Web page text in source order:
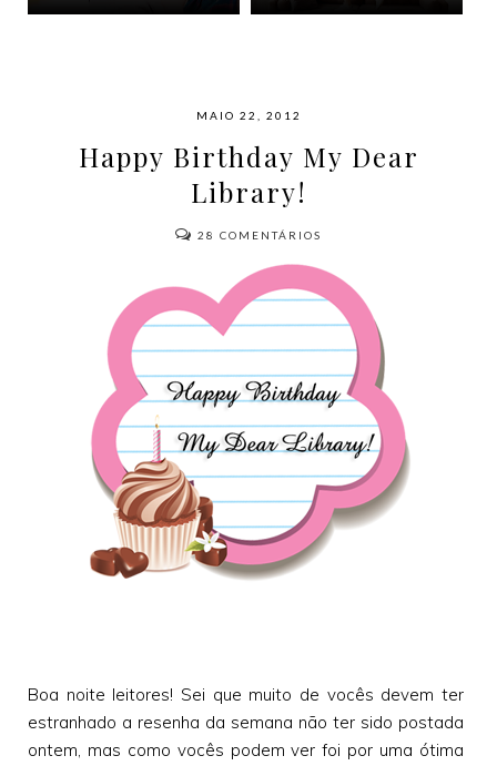
MAIO 22, 2012
Happy Birthday My Dear
Library!
28 COMENTÁRIOS
Boa noite leitores! Sei que muito de vocês devem ter
estranhado a resenha da semana não ter sido postada
ontem, mas como vocês podem ver foi por uma ótima